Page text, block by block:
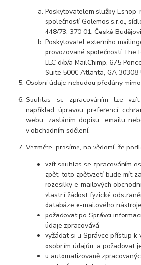
Poskytovatelem služby
společností Golemos s.r.o.,
448/73, 370 01, České
Poskytovatel externího
provozované společností The
LLC d/b/a MailChimp, 675
Suite 5000 Atlanta, GA 30308
Osobní údaje nebudou předány
Souhlas se zpracováním lze
například úpravou preferencí
webu, zasláním dopisu, emailu
v obchodním sdělení.
Vezměte, prosíme, na vědomí, že
vzít souhlas se zpracováním
zpět, toto zpětvzetí bude mít
rozesílky e-mailových
vlastní žádost fyzické
databáze e-mailového nástroje
požadovat po Správci
údaje zpracovává
vyžádat si u Správce přístup k
osobním údajům a požadovat
u automatizovaně